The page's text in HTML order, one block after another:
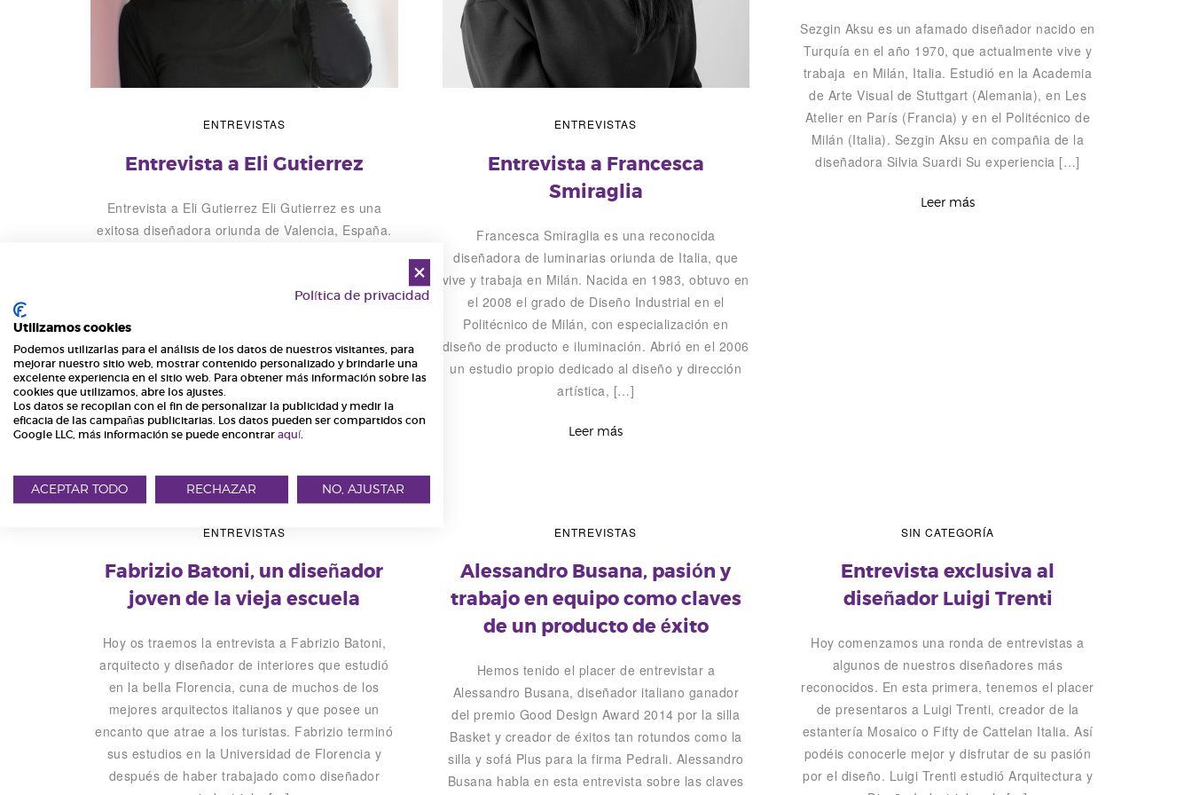
ENTREVISTAS
Entrevista a Eli Gutierrez
Entrevista a Eli Gutierrez Eli Gutierrez es una
exitosa diseñadora oriunda de Valencia, España.
prestigioso Royal College of Art de Londres. En
y en la […]
Leer más
ENTREVISTAS
Entrevista a Francesca
Smiraglia
Francesca Smiraglia es una reconocida
diseñadora de luminarias oriunda de Italia, que
vive y trabaja en Milán. Nacida en 1983, obtuvo en
el 2008 el grado de Diseño Industrial en el
Politécnico de Milán, con especialización en
diseño de producto e iluminación. Abrió en el 2006
un estudio propio dedicado al diseño y dirección
artística, […]
Leer más
Sezgin Aksu es un afamado diseñador nacido en
Turquía en el año 1970, que actualmente vive y
trabaja en Milán, Italia. Estudió en la Academia
de Arte Visual de Stuttgart (Alemania), en Les
Atelier en París (Francia) y en el Politécnico de
Milán (Italia). Sezgin Aksu en compañia de la
diseñadora Silvia Suardi Su experiencia […]
Leer más
ENTREVISTAS
Fabrizio Batoni, un diseñador
joven de la vieja escuela
Hoy os traemos la entrevista a Fabrizio Batoni,
arquitecto y diseñador de interiores que estudió
en la bella Florencia, cuna de muchos de los
mejores arquitectos italianos y que posee un
encanto que atrae a los turistas. Fabrizio terminó
sus estudios en la Universidad de Florencia y
después de haber trabajado como diseñador
ENTREVISTAS
Alessandro Busana, pasión y
trabajo en equipo como claves
de un producto de éxito
Hemos tenido el placer de entrevistar a
Alessandro Busana, diseñador italiano ganador
del premio Good Design Award 2014 por la silla
Basket y creador de éxitos tan rotundos como la
silla y sofá Plus para la firma Pedrali. Alessandro
Busana habla en esta entrevista sobre las claves
SIN CATEGORÍA
Entrevista exclusiva al
diseñador Luigi Trenti
Hoy comenzamos una ronda de entrevistas a
algunos de nuestros diseñadores más
reconocidos. En esta primera, tenemos el placer
de presentaros a Luigi Trenti, creador de la
estantería Mosaico o Fifty de Cattelan Italia. Así
podéis conocerle mejor y disfrutar de su pasión
por el diseño. Luigi Trenti estudió Arquitectura y
Política de privacidad
Utilizamos cookies
Podemos utilizarlas para el análisis de los datos de nuestros visitantes, para
mejorar nuestro sitio web, mostrar contenido personalizado y brindarle una
excelente experiencia en el sitio web. Para obtener más información sobre las
cookies que utilizamos, abre los ajustes.
Los datos se recopilan con el fin de personalizar la publicidad y medir la
eficacia de las campañas publicitarias. Los datos pueden ser compartidos con
Google LLC, más información se puede encontrar aquí.
ACEPTAR TODO RECHAZAR NO, AJUSTAR